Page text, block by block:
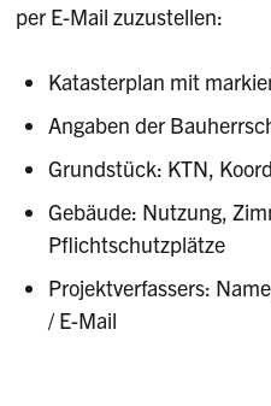
per E-Mail zuzustellen:
Katasterplan mit
Angaben der
Grundstück: KTN,
Gebäude: Nutzung,
Pflichtschutzplätze
Projektverfassers:
/ E-Mail